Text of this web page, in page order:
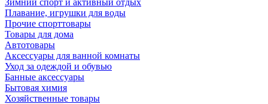
Зимний спорт и активный отдых
Плавание, игрушки для воды
Прочие спорттовары
Товары для дома
Автотовары
Аксессуары для ванной комнаты
Уход за одеждой и обувью
Банные аксессуары
Бытовая химия
Хозяйственные товары